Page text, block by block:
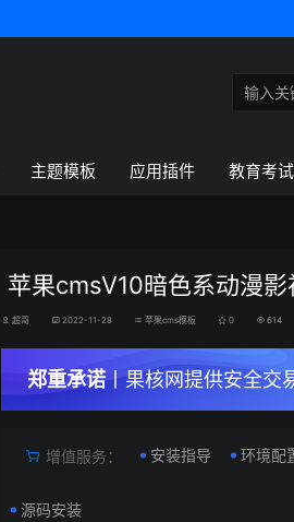
主题模板 应用插件 教育考试
苹果cmsV10暗色系动漫
超哥 2022-11-28 苹果cms模板 0 614
郑重承诺丨果核网提供安全交
增值服务： 安装指导 环境配
源码安装